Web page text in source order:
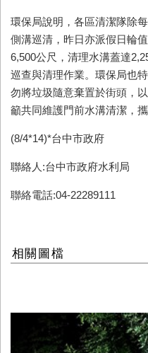
環保局說明，各區清潔隊除
側溝巡清，昨日亦派假日輪
6,500公尺，清理水溝蓋達
巡查與清理作業。環保局也
勿將垃圾隨意棄置於街頭，
籲共同維護門前水溝清潔，
(8/4*14)*台中市政府
聯絡人:台中市政府水利局
聯絡電話:04-22289111
相關圖檔